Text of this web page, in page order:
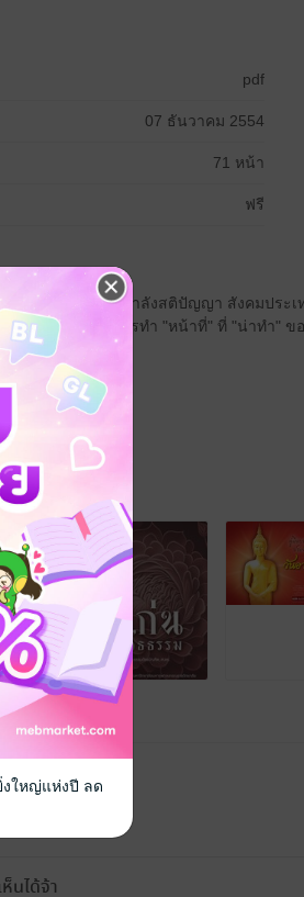
pdf
07 ธันวาคม 2554
71 หน้า
ฟรี
วามสามารถ เต็มกำลังสติปัญญา สังคมประเ
วมกัน ด้วยการเพียรทำ "หน้าที่" ที่ "น่าทำ" ข
นได้จ้า
งใหญ่แห่งปี ลด